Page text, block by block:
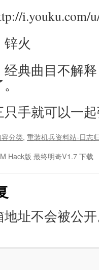
i.youku.com/
火
经典曲目不解
只手就可以一
容分类, 重装机兵资料站-日志
Hack版 最终明奇V1.7 下载
址不会被公开